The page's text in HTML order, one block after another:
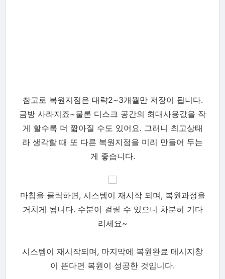
참고로 복원지점은 대략2~3개월만 저장이 됩니다.
금방 사라지죠~물론 디스크 공간의 최대사용값을 작
게 할수록 더 짧아질 수도 있어요. 그러니 최고상태
라 생각할 때 또 다른 복원지점을 미리 만들어 두는
게 좋습니다.
마침을 클릭하면, 시스템이 재시작 되며, 복원과정을
거치게 됩니다. 수분이 걸릴 수 있으니 차분히 기다
리세요~
시스템이 재시작되며, 마지막에 복원완료 메시지창
이 뜬다면 복원이 성공한 것입니다.